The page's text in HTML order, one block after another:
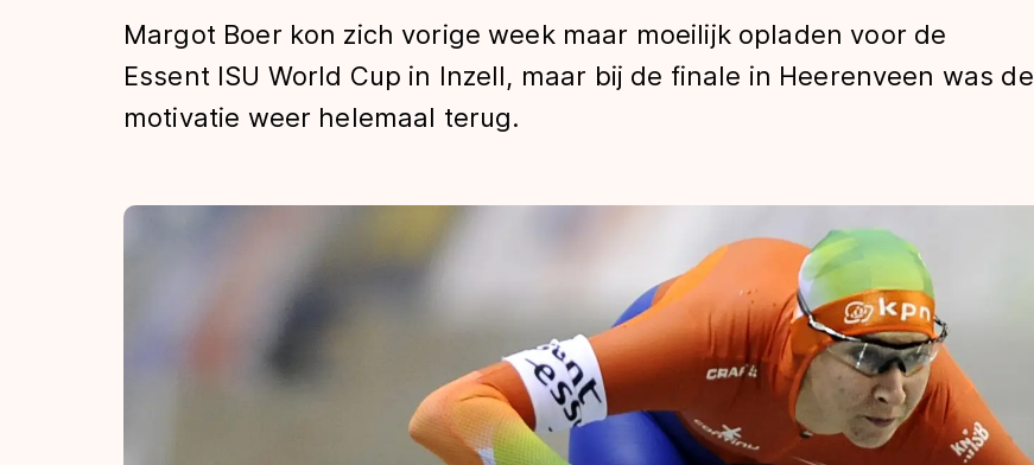
Tijden & historie
De weg op
Schaatsfans
Olympische Spelen
Margot Boer kon zich vorige week maar moeilijk opladen voor de
Essent ISU World Cup in Inzell, maar bij de finale in Heerenveen was de
motivatie weer helemaal terug.